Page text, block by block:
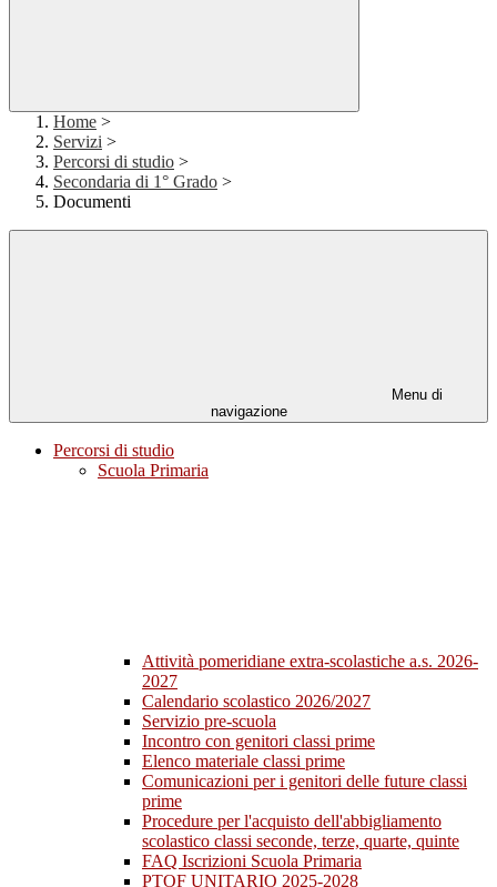
Home >
Servizi >
Percorsi di studio >
Secondaria di 1° Grado >
Documenti
Menu di
navigazione
Percorsi di studio
Scuola Primaria
Attività pomeridiane extra-scolastiche a.s. 2026-
2027
Calendario scolastico 2026/2027
Servizio pre-scuola
Incontro con genitori classi prime
Elenco materiale classi prime
Comunicazioni per i genitori delle future classi
prime
Procedure per l'acquisto dell'abbigliamento
scolastico classi seconde, terze, quarte, quinte
FAQ Iscrizioni Scuola Primaria
PTOF UNITARIO 2025-2028